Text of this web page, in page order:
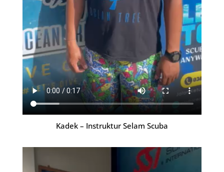
Kadek – Instruktur Selam Scuba